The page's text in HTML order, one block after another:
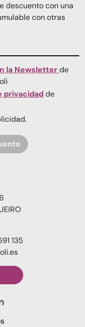
descuento con una
con otras
la Newsletterde
privacidadde
135